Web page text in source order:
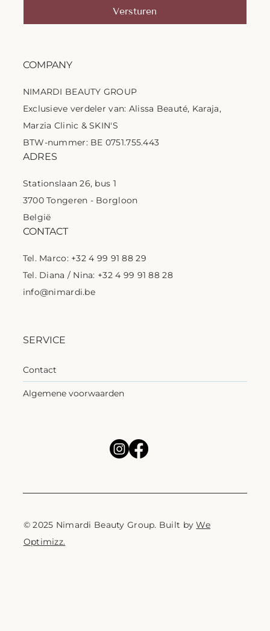
Versturen
© 2025 Nimardi Beauty Group. Built byWe
Optimizz.
SERVICE
Contact
Algemene voorwaarden
COMPANY
NIMARDI BEAUTY GROUP
Exclusieve verdeler van: Alissa Beauté, Karaja,
Marzia Clinic & SKIN'S
BTW-nummer: BE 0751.755.443
ADRES
Stationslaan 26, bus 1
3700 Tongeren - Borgloon
België
CONTACT
Tel. Marco: +32 4 99 91 88 29
Tel. Diana / Nina: +32 4 99 91 88 28
info@nimardi.be